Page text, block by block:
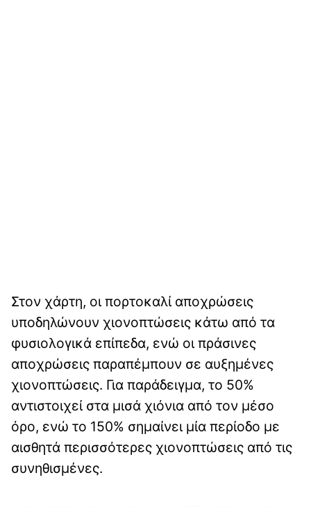
Στον χάρτη, οι πορτοκαλί αποχρώσεις
υποδηλώνουν χιονοπτώσεις κάτω από τα
φυσιολογικά επίπεδα, ενώ οι πράσινες
αποχρώσεις παραπέμπουν σε αυξημένες
χιονοπτώσεις. Για παράδειγμα, το 50%
αντιστοιχεί στα μισά χιόνια από τον μέσο
όρο, ενώ το 150% σημαίνει μία περίοδο με
αισθητά περισσότερες χιονοπτώσεις από τις
συνηθισμένες.